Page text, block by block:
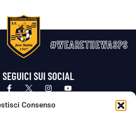
Consenso
#WEARETHEWASPS
SEGUICI SUI SOCIAL
Cookie Policy